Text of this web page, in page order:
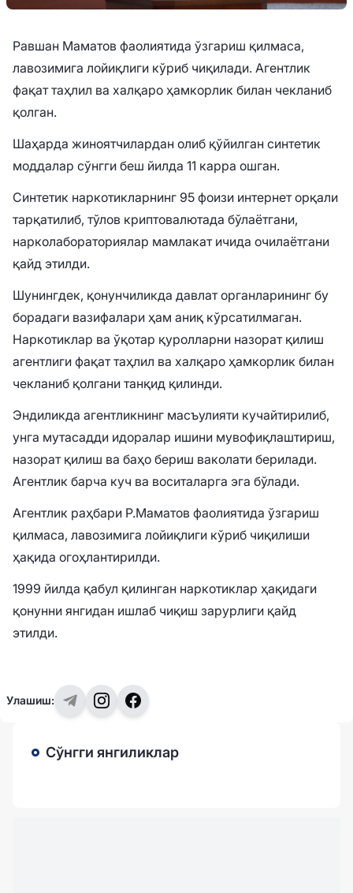
Равшан Маматов фаолиятида ўзгариш қилмаса,
лавозимига лойиқлиги кўриб чиқилади. Агентлик
фақат таҳлил ва халқаро ҳамкорлик билан чекланиб
қолган.
Шаҳарда жиноятчилардан олиб қўйилган синтетик
моддалар сўнгги беш йилда 11 карра ошган.
Синтетик наркотикларнинг 95 фоизи интернет орқали
тарқатилиб, тўлов криптовалютада бўлаётгани,
нарколабораториялар мамлакат ичида очилаётгани
қайд этилди.
Шунингдек, қонунчиликда давлат органларининг бу
борадаги вазифалари ҳам аниқ кўрсатилмаган.
Наркотиклар ва ўқотар қуролларни назорат қилиш
агентлиги фақат таҳлил ва халқаро ҳамкорлик билан
чекланиб қолгани танқид қилинди.
Эндиликда агентликнинг масъулияти кучайтирилиб,
унга мутасадди идоралар ишини мувофиқлаштириш,
назорат қилиш ва баҳо бериш ваколати берилади.
Агентлик барча куч ва воситаларга эга бўлади.
Агентлик раҳбари Р.Маматов фаолиятида ўзгариш
қилмаса, лавозимига лойиқлиги кўриб чиқилиши
ҳақида огоҳлантирилди.
1999 йилда қабул қилинган наркотиклар ҳақидаги
қонунни янгидан ишлаб чиқиш зарурлиги қайд
этилди.
Улашиш:
Сўнгги янгиликлар